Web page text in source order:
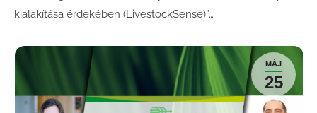
kialakítása érdekében (LivestockSense)”…
MÁJ
25